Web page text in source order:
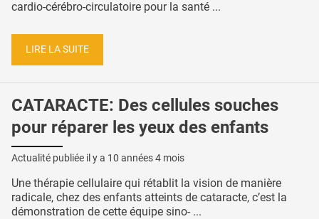
cardio-cérébro-circulatoire pour la santé ...
LIRE LA SUITE
CATARACTE: Des cellules souches
pour réparer les yeux des enfants
Actualité publiée il y a 10 années 4 mois
Une thérapie cellulaire qui rétablit la vision de manière
radicale, chez des enfants atteints de cataracte, c’est la
démonstration de cette équipe sino- ...